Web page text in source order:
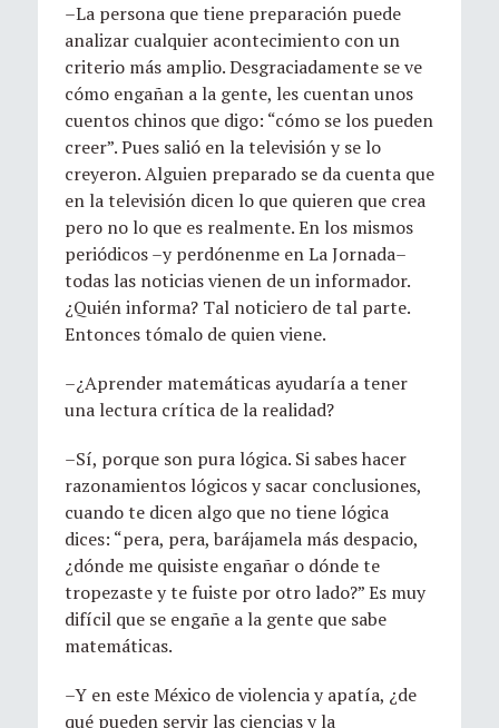
–La persona que tiene preparación puede
analizar cualquier acontecimiento con un
criterio más amplio. Desgraciadamente se ve
cómo engañan a la gente, les cuentan unos
cuentos chinos que digo: “cómo se los pueden
creer”. Pues salió en la televisión y se lo
creyeron. Alguien preparado se da cuenta que
en la televisión dicen lo que quieren que crea
pero no lo que es realmente. En los mismos
periódicos –y perdónenme en La Jornada–
todas las noticias vienen de un informador.
¿Quién informa? Tal noticiero de tal parte.
Entonces tómalo de quien viene.
–¿Aprender matemáticas ayudaría a tener
una lectura crítica de la realidad?
–Sí, porque son pura lógica. Si sabes hacer
razonamientos lógicos y sacar conclusiones,
cuando te dicen algo que no tiene lógica
dices: “pera, pera, barájamela más despacio,
¿dónde me quisiste engañar o dónde te
tropezaste y te fuiste por otro lado?” Es muy
difícil que se engañe a la gente que sabe
matemáticas.
–Y en este México de violencia y apatía, ¿de
qué pueden servir las ciencias y la